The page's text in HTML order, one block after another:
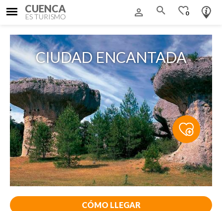
CUENCA
ES TURISMO person_outline search favorite_border
0
CÓMO LLEGAR
CIUDAD ENCANTADA